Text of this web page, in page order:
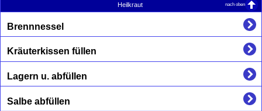
Heilkraut nach oben
Brennnessel
Kräuterkissen füllen
Lagern u. abfüllen
Salbe abfüllen